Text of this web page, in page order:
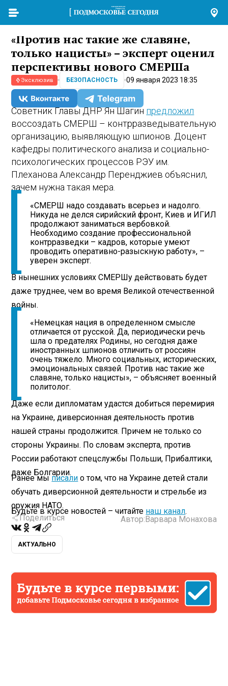
«Против нас такие же славяне,
только нацисты» – эксперт оценил
перспективы нового СМЕРШа
Эксклюзив БЕЗОПАСНОСТЬ 09 января 2023 18:35
Советник Главы ДНР Ян Шагин предложил
воссоздать СМЕРШ – контрразведывательную
организацию, выявляющую шпионов. Доцент
кафедры политического анализа и социально-
психологических процессов РЭУ им.
Плеханова Александр Перенджиев объяснил,
зачем нужна такая мера.
«СМЕРШ надо создавать всерьез и надолго.
Никуда не делся сирийский фронт, Киев и ИГИЛ
продолжают заниматься вербовкой.
Необходимо создание профессиональной
контрразведки – кадров, которые умеют
проводить оперативно-разыскную работу», –
уверен эксперт.
В нынешних условиях СМЕРШу действовать будет
даже труднее, чем во время Великой отечественной
войны.
«Немецкая нация в определенном смысле
отличается от русской. Да, периодически речь
шла о предателях Родины, но сегодня даже
иностранных шпионов отличить от россиян
очень тяжело. Много социальных, исторических,
эмоциональных связей. Против нас такие же
славяне, только нацисты», – объясняет военный
политолог.
Даже если дипломатам удастся добиться перемирия
на Украине, диверсионная деятельность против
нашей страны продолжится. Причем не только со
стороны Украины. По словам эксперта, против
России работают спецслужбы Польши, Прибалтики,
даже Болгарии.
Ранее мыписали о том, что на Украине детей стали
обучать диверсионной деятельности и стрельбе из
оружия НАТО.
Будьте в курсе новостей – читайте наш канал.
Поделиться Автор: Варвара Монахова
АКТУАЛЬНО